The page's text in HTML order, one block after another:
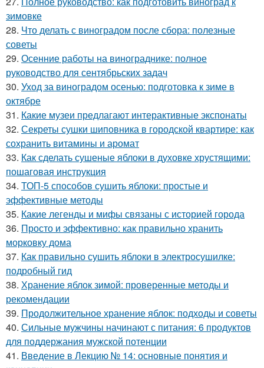
зимовке
28. Что делать с виноградом после сбора: полезные
советы
29. Осенние работы на винограднике: полное
руководство для сентябрьских задач
30. Уход за виноградом осенью: подготовка к зиме в
октябре
31. Какие музеи предлагают интерактивные экспонаты
32. Секреты сушки шиповника в городской квартире: как
сохранить витамины и аромат
33. Как сделать сушеные яблоки в духовке хрустящими:
пошаговая инструкция
34. ТОП-5 способов сушить яблоки: простые и
эффективные методы
35. Какие легенды и мифы связаны с историей города
36. Просто и эффективно: как правильно хранить
морковку дома
37. Как правильно сушить яблоки в электросушилке:
подробный гид
38. Хранение яблок зимой: проверенные методы и
рекомендации
39. Продолжительное хранение яблок: подходы и советы
40. Сильные мужчины начинают с питания: 6 продуктов
для поддержания мужской потенции
41. Введение в Лекцию № 14: основные понятия и